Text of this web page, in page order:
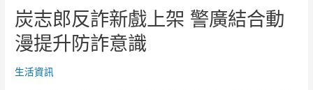
炭志郎反詐新戲上架 警廣結合動
漫提升防詐意識
生活資訊